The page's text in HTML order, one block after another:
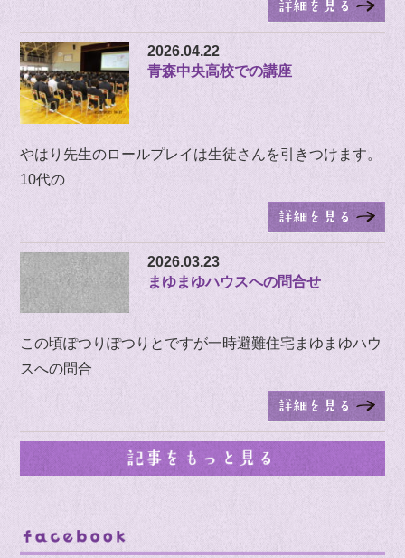
2026.04.22
青森中央高校での講座
やはり先生のロールプレイは生徒さんを引きつけます。
10代の
2026.03.23
まゆまゆハウスへの問合せ
この頃ぽつりぽつりとですが一時避難住宅まゆまゆハウ
スへの問合